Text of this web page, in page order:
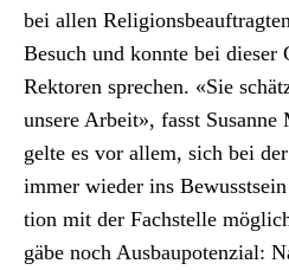
bei allen
Besuch und kon­nte bei dieser
Rek­toren sprechen. «Sie
unsere Arbeit», fasst Susanne
gelte es vor allem, sich bei
immer wieder ins
tion mit der Fach­stelle
gäbe noch Aus­baupoten­zial: